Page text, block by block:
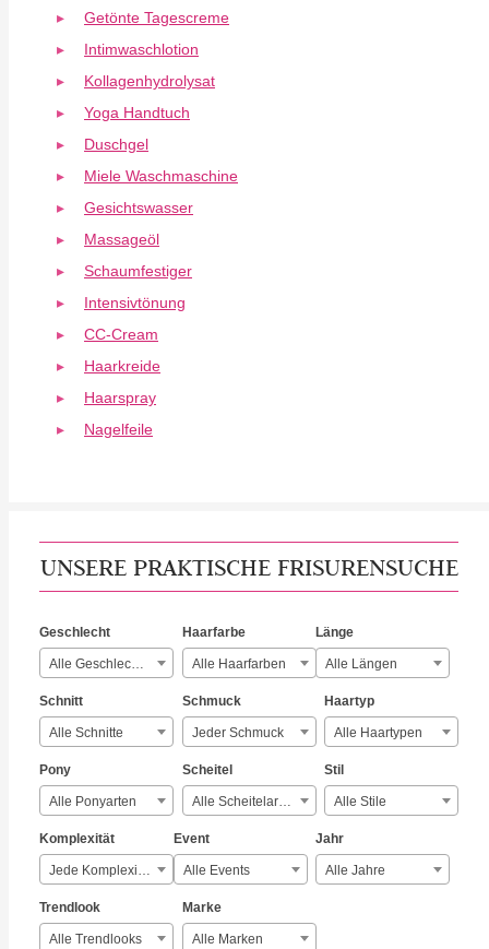
Getönte Tagescreme
Intimwaschlotion
Kollagenhydrolysat
Yoga Handtuch
Duschgel
Miele Waschmaschine
Gesichtswasser
Massageöl
Schaumfestiger
Intensivtönung
CC-Cream
Haarkreide
Haarspray
Nagelfeile
UNSERE PRAKTISCHE FRISURENSUCHE
Geschlecht
Alle Geschlechter
Haarfarbe
Alle Haarfarben
Länge
Alle Längen
Schnitt
Alle Schnitte
Schmuck
Jeder Schmuck
Haartyp
Alle Haartypen
Pony
Alle Ponyarten
Scheitel
Alle Scheitelarten
Stil
Alle Stile
Komplexität
Jede Komplexität
Event
Alle Events
Jahr
Alle Jahre
Trendlook
Alle Trendlooks
Marke
Alle Marken